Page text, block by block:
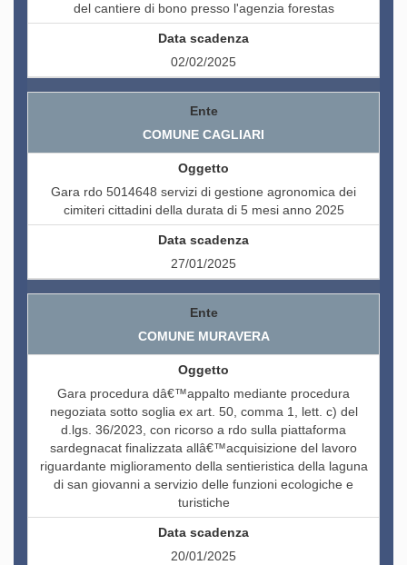
del cantiere di bono presso l'agenzia forestas
02/02/2025
COMUNE CAGLIARI
Gara rdo 5014648 servizi di gestione agronomica dei
cimiteri cittadini della durata di 5 mesi anno 2025
27/01/2025
COMUNE MURAVERA
Gara procedura dâ€™appalto mediante procedura
negoziata sotto soglia ex art. 50, comma 1, lett. c) del
d.lgs. 36/2023, con ricorso a rdo sulla piattaforma
sardegnacat finalizzata allâ€™acquisizione del lavoro
riguardante miglioramento della sentieristica della laguna
di san giovanni a servizio delle funzioni ecologiche e
turistiche
20/01/2025